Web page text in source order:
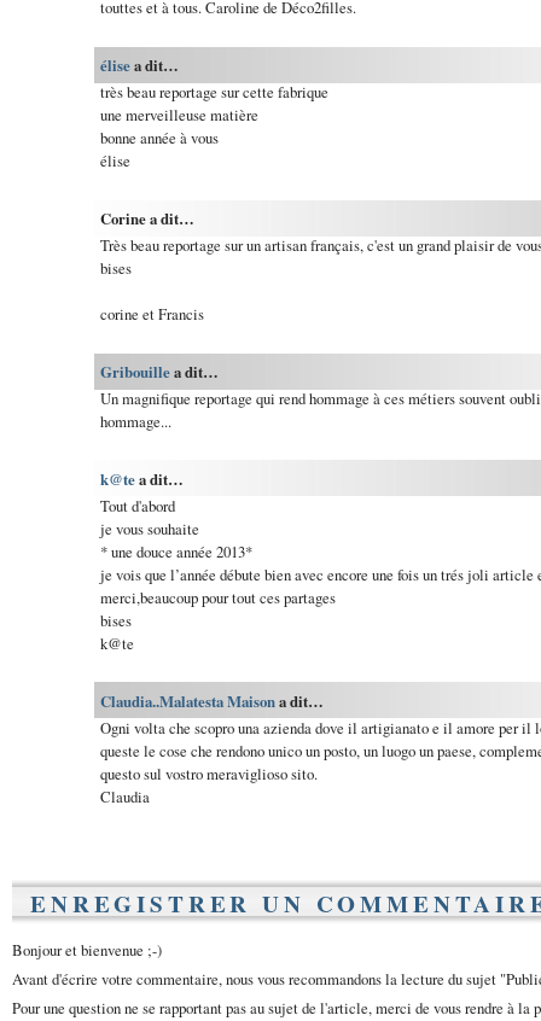
touttes et à tous. Caroline de Déco2filles.
élisea dit…
très beau reportage sur cette fabrique
une merveilleuse matière
bonne année à vous
élise
Corine a dit…
Très beau reportage sur un artisan français, c'est un grand plaisir de
bises
corine et Francis
Gribouillea dit…
Un magnifique reportage qui rend hommage à ces métiers souvent
hommage...
k@tea dit…
Tout d'abord
je vous souhaite
* une douce année 2013*
je vois que l’année débute bien avec encore une fois un trés joli
merci,beaucoup pour tout ces partages
bises
k@te
Claudia..Malatesta Maisona dit…
Ogni volta che scopro una azienda dove il artigianato e il amore per il
queste le cose che rendono unico un posto, un luogo un paese,
questo sul vostro meraviglioso sito.
Claudia
ENREGISTRER UN
Bonjour et bienvenue ;-)
Avant d'écrire votre commentaire, nous vous recommandons la lecture du sujet
Pour une question ne se rapportant pas au sujet de l'article, merci de vous rendre à la